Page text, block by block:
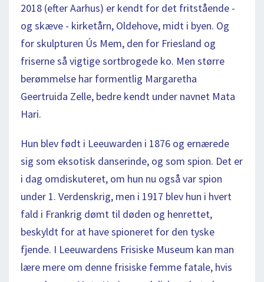
2018 (efter Aarhus) er kendt for det fritstående -
og skæve - kirketårn, Oldehove, midt i byen. Og
for skulpturen Ús Mem, den for Friesland og
friserne så vigtige sortbrogede ko. Men større
berømmelse har formentlig Margaretha
Geertruida Zelle, bedre kendt under navnet Mata
Hari.
Hun blev født i Leeuwarden i 1876 og ernærede
sig som eksotisk danserinde, og som spion. Det er
i dag omdiskuteret, om hun nu også var spion
under 1. Verdenskrig, men i 1917 blev hun i hvert
fald i Frankrig dømt til døden og henrettet,
beskyldt for at have spioneret for den tyske
fjende. I Leeuwardens Frisiske Museum kan man
lære mere om denne frisiske femme fatale, hvis